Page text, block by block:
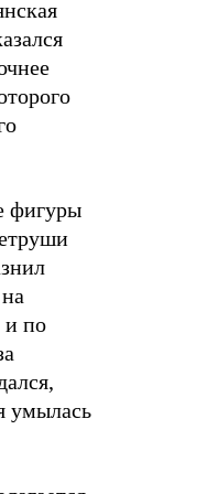
фигуры
и по
умылась